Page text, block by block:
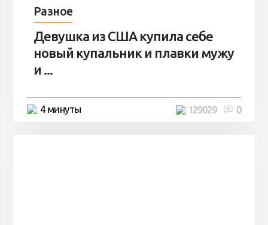
Разное
Девушка из США купила себе
новый купальник и плавки мужу
и ...
4 минуты 0
129029